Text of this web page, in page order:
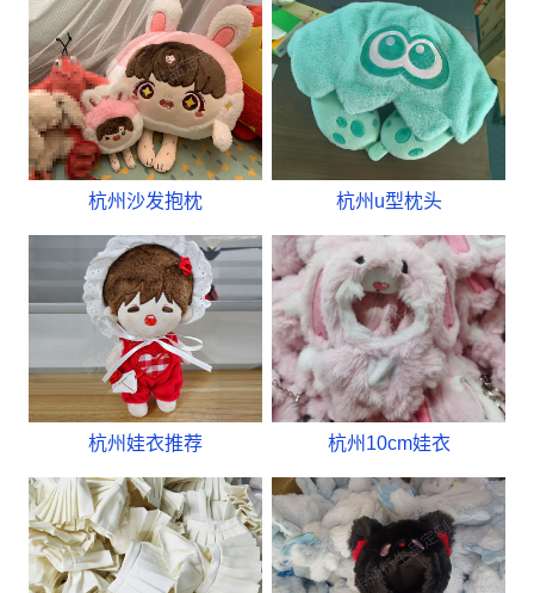
杭州沙发抱枕 杭州u型枕头
杭州娃衣推荐 杭州10cm娃衣